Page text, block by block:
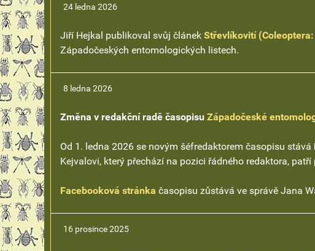
24 ledna 2026
Jiří Hejkal publikoval svůj článek Střevlíkovití
Západočeských entomologických listech.
8 ledna 2026
Změna v redakční radě časopisu Západočeské
Od 1. ledna 2026 se novým šéfredaktorem časopisu stává
Kejvalovi, který přechází na pozici řádného redaktora,
Facebooková stránka časopisu zůstává ve správě Jana
16 prosince 2025